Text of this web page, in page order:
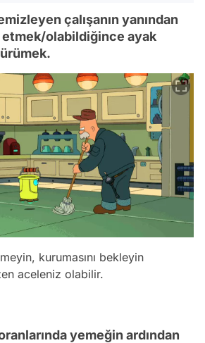
çalışanın yanından
olabildiğince ayak
kurumasını bekleyin
aceleniz olabilir.
yemeğin ardından